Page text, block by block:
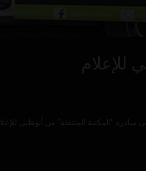
للإعلام
"المكتبة المتنقلة" من أبوظبي